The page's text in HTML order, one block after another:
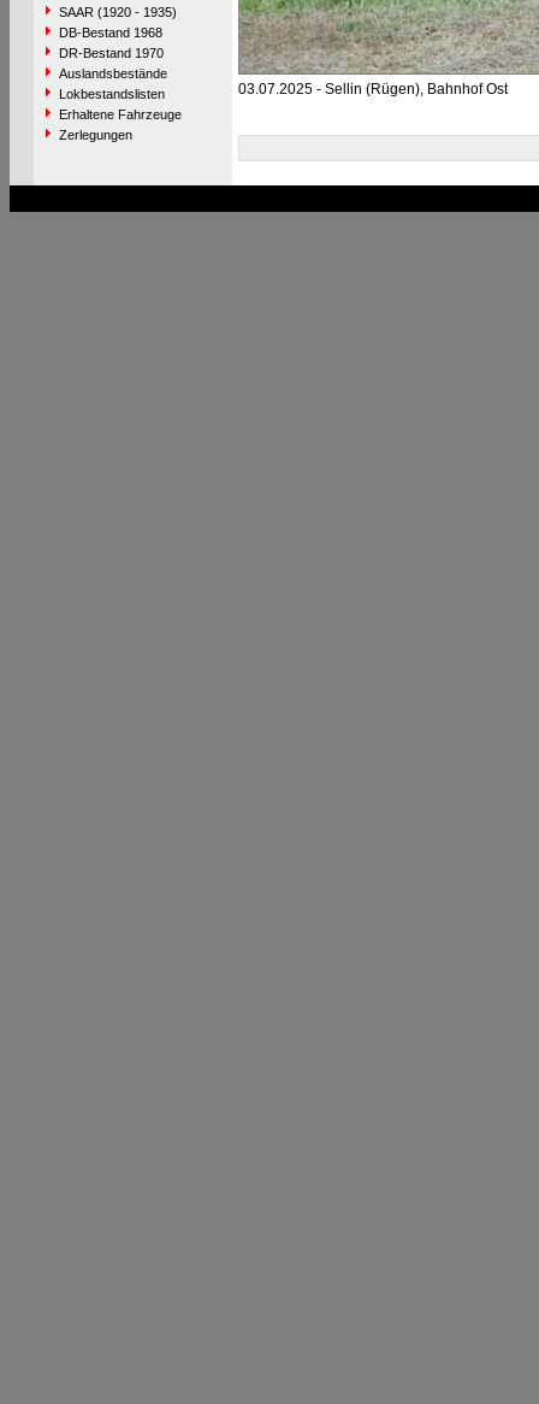
SAAR (1920 - 1935)
DB-Bestand 1968
DR-Bestand 1970
Auslandsbestände
Lokbestandslisten
Erhaltene Fahrzeuge
Zerlegungen
03.07.2025 - Sellin (Rügen), Bahnhof Ost